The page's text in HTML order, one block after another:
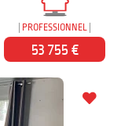
PROFESSIONNEL
53 755 €